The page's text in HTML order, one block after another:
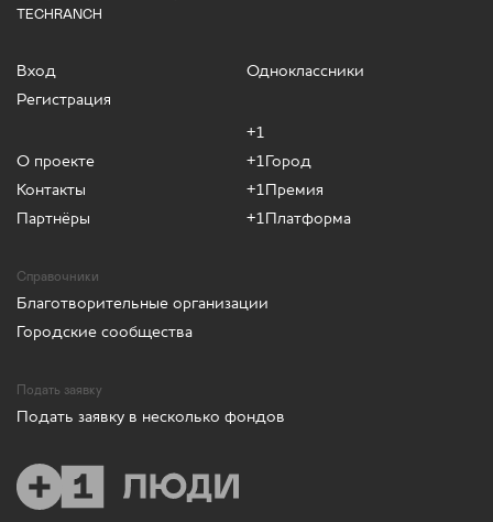
TECHRANCH
Вход
Регистрация
О проекте
Контакты
Партнёры
Одноклассники
+1
+1Город
+1Премия
+1Платформа
Справочники
Благотворительные организации
Городские сообщества
Подать заявку
Подать заявку в несколько фондов